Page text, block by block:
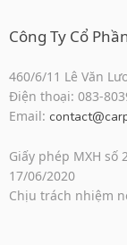
Công Ty Cổ
460/6/11 Lê Văn
Điện thoại: 083-
Email:
Giấy phép MXH số
17/06/2020
Chịu trách nhiệm